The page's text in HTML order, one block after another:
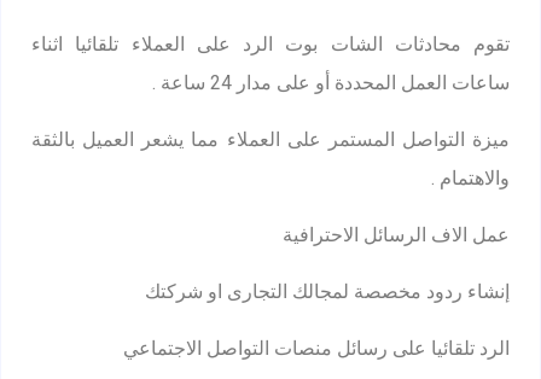
تقوم محادثات الشات بوت الرد على العملاء تلقائيا اثناء
ساعات العمل المحددة أو على مدار 24 ساعة .
ميزة التواصل المستمر على العملاء مما يشعر العميل بالثقة
والاهتمام .
عمل الاف الرسائل الاحترافية
إنشاء ردود مخصصة لمجالك التجارى او شركتك
الرد تلقائيا على رسائل منصات التواصل الاجتماعي